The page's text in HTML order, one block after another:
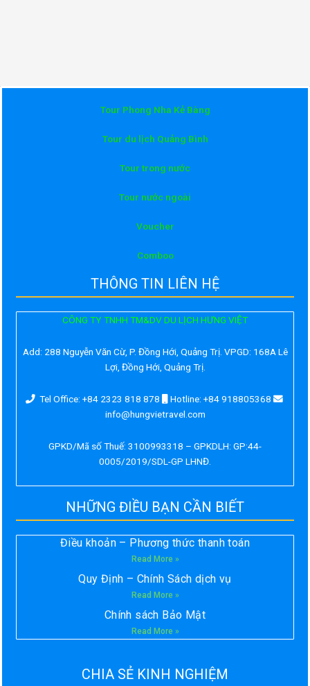
Tour Phong Nha Kẻ Bàng
Tour du lịch Quảng Bình
Tour trong nước
Tour nước ngoài
Voucher
Comboo
THÔNG TIN LIÊN HỆ
CÔNG TY TNHH TM&DV DU LỊCH HƯNG VIỆT
Add: 288 Nguyễn Văn Cừ, P. Đồng Hới, Quảng Trị. VPGD: 168A Lê
Lợi, Đồng Hới, Quảng Trị.
Tel Office: +84 2323 818 878
Hotline: +84 918805368
info@hungvietravel.com
GPKD/Mã số Thuế: 3100993318 – GPKDLH: GP:44-
0005/2019/SDL-GP LHNĐ.
NHỮNG ĐIỀU BẠN CẦN BIẾT
Điều khoản – Phương thức thanh toán
Read More »
Quy Định – Chính Sách dịch vụ
Read More »
Chính sách Bảo Mật
Read More »
CHIA SẺ KINH NGHIỆM